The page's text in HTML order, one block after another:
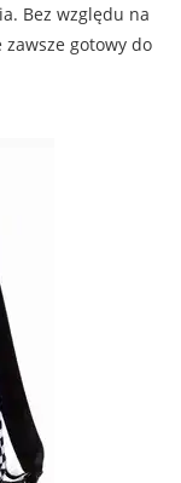
Bez względu na
zawsze gotowy do